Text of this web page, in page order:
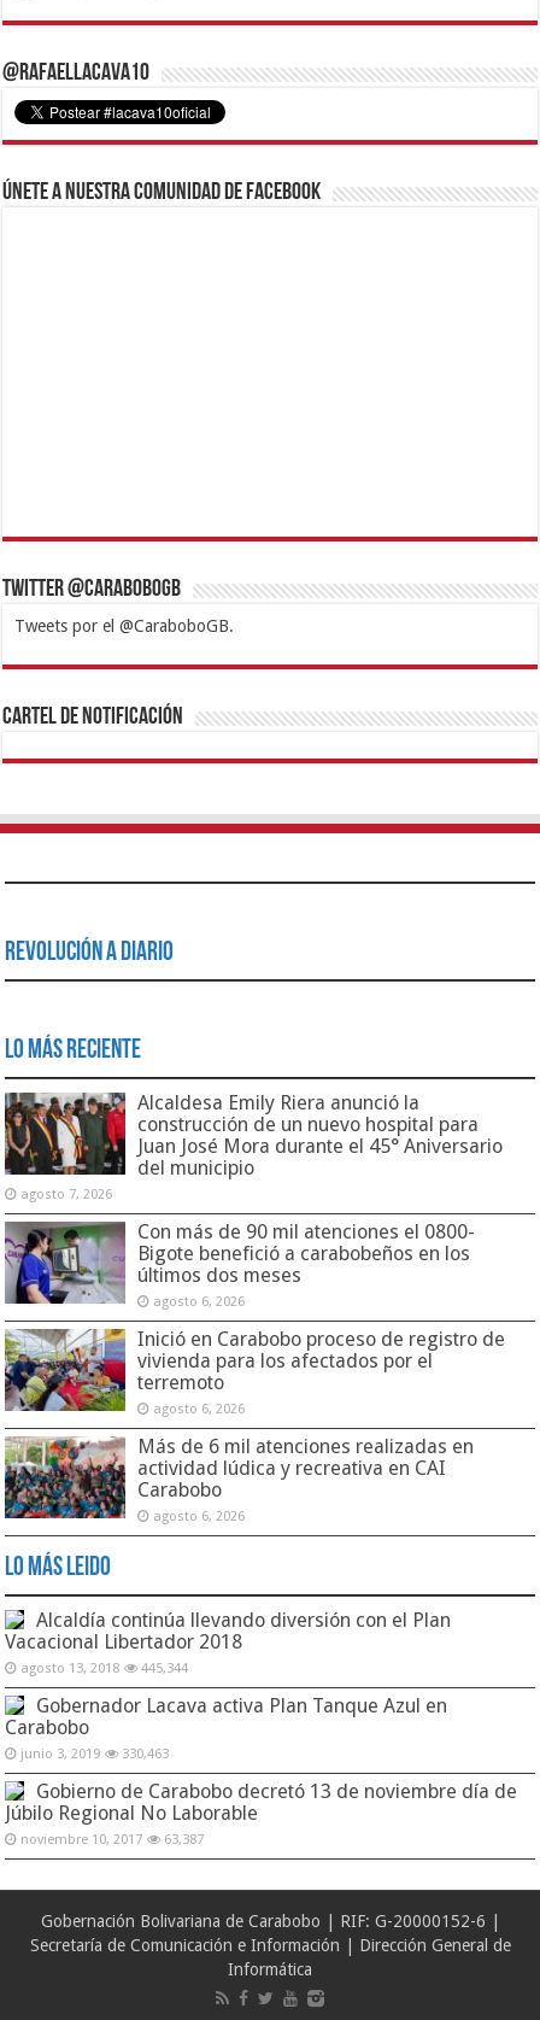
@RafaelLacava10
Únete a nuestra comunidad de Facebook
Twitter @CaraboboGB
Tweets por el @CaraboboGB.
1xbetBetturkeyBetistKralbetSupertotobetTipobetMatadorbetMariobet
https://mvbcasino.com/
Cartel de Notificación
Revolución a Diario
Lo Más Reciente
Alcaldesa Emily Riera anunció la
construcción de un nuevo hospital para
Juan José Mora durante el 45° Aniversario
del municipio
agosto 7, 2026
Con más de 90 mil atenciones el 0800-
Bigote benefició a carabobeños en los
últimos dos meses
agosto 6, 2026
Inició en Carabobo proceso de registro de
vivienda para los afectados por el
terremoto
agosto 6, 2026
Más de 6 mil atenciones realizadas en
actividad lúdica y recreativa en CAI
Carabobo
agosto 6, 2026
Lo Más Leido
Alcaldía continúa llevando diversión con el Plan
Vacacional Libertador 2018
agosto 13, 2018 445,344
Gobernador Lacava activa Plan Tanque Azul en
Carabobo
junio 3, 2019 330,463
Gobierno de Carabobo decretó 13 de noviembre día de
Júbilo Regional No Laborable
noviembre 10, 2017 63,387
Gobernación Bolivariana de Carabobo | RIF: G-20000152-6 |
Secretaría de Comunicación e Información | Dirección General de
Informática